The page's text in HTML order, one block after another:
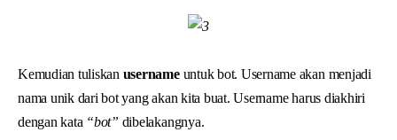
Kemudian tuliskan username untuk bot. Username akan menjadi
nama unik dari bot yang akan kita buat. Username harus diakhiri
dengan kata “bot” dibelakangnya.